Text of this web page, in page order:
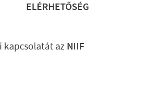
ELÉRHETŐSÉG
kapcsolatát az NIIF